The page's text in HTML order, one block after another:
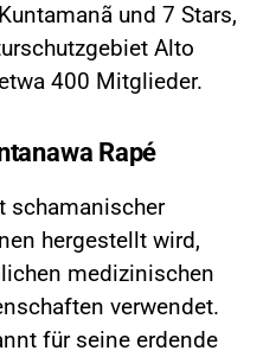
und 7 Stars,
Alto
400 Mitglieder.
Rapé
schamanischer
hergestellt wird,
medizinischen
verwendet.
für seine erdende